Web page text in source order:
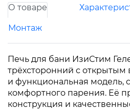
О товаре
Монтаж
Печь для бани ИзиСтим
трёхсторонний с открытым
и функциональная модель,
комфортного парения. Её
конструкция и